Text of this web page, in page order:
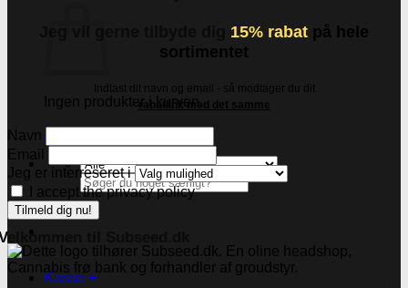
Ingen produkter i kurven.
Tilbage til shoppen
Søg
efter:
Kasse +
15% rabat på hele
sortimentet
Indtast dit navn og email - så modtager du dit
rabatlink med det samme
Navn
Email
Jeg er interreseret i
I accept the privacy policy
til Subseed.dk